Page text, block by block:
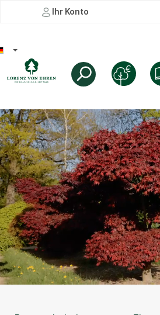
Ihr Konto